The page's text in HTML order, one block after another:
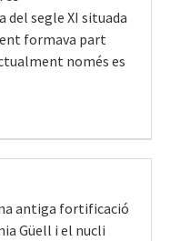
del segle XI situada
formava part
només es
antiga fortificació
Güell i el nucli